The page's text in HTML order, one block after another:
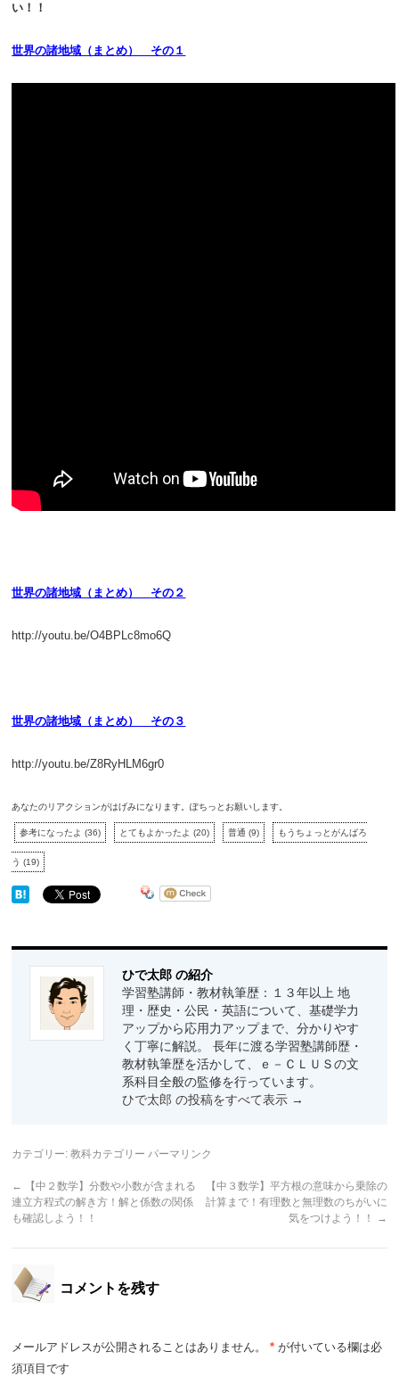
い！！
世界の諸地域（まとめ） その１
世界の諸地域（まとめ） その２
http://youtu.be/O4BPLc8mo6Q
世界の諸地域（まとめ） その３
http://youtu.be/Z8RyHLM6gr0
あなたのリアクションがはげみになります。ぽちっとお願いします。
参考になったよ(36) とてもよかったよ(20) 普通(9) もうちょっとがんばろ
う(19)
ひで太郎 の紹介
学習塾講師・教材執筆歴：１３年以上 地
理・歴史・公民・英語について、基礎学力
アップから応用力アップまで、分かりやす
く丁寧に解説。 長年に渡る学習塾講師歴・
教材執筆歴を活かして、ｅ－ＣＬＵＳの文
系科目全般の監修を行っています。
ひで太郎 の投稿をすべて表示 →
カテゴリー:教科カテゴリー パーマリンク
←
【中２数学】分数や小数が含まれる
連立方程式の解き方！解と係数の関係
も確認しよう！！
【中３数学】平方根の意味から乗除の
計算まで！有理数と無理数のちがいに
気をつけよう！！
→
コメントを残す
メールアドレスが公開されることはありません。 * が付いている欄は必
須項目です